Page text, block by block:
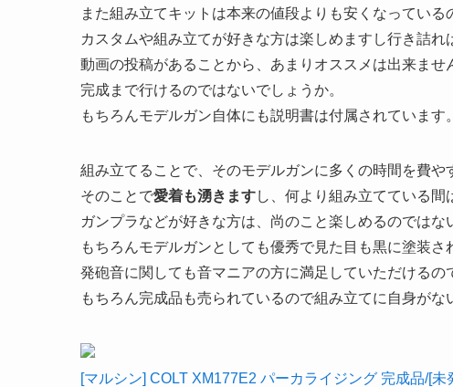
また組み立てキットは本来の値段よりも安くなっている
カスタムや組み立てが好きな方は楽しめますし行き詰れ
動画の投稿があることから、あまりオススメは出来ま
完成まで行けるのではないでしょうか。
もちろんモデルガン自体にも説明書は付属されています。
組み立てることで、そのモデルガンに多くの時間を費や
そのことで愛着も湧きますし、何より組み立てている間
ガンプラなどが好きな方は、尚のこと楽しめるのではな
もちろんモデルガンとしても優秀で見た目も黒に塗装さ
発砲音に関しても音マニアの方に満足していただけるの
もちろん完成品も売られているので組み立てに自身がな
[マルシン] COLT XM177E2 パーカライジング 完成品/[